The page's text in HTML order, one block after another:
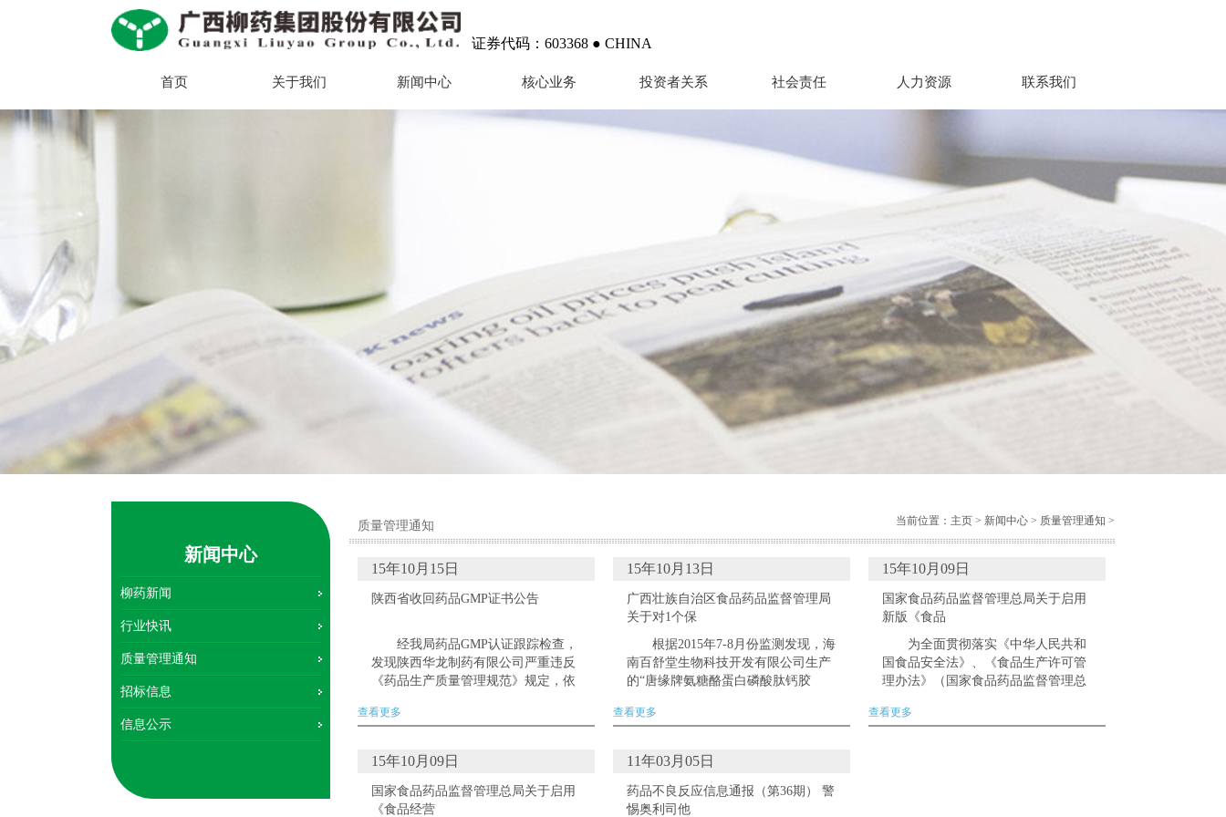
证券代码：603368 ● CHINA
首页 关于我们 新闻中心 核心业务 投资者关系 社会责任 人力资源 联系我们
新闻中心
柳药新闻
行业快讯
质量管理通知
招标信息
信息公示
质量管理通知 当前位置： 主页 > 新闻中心 > 质量管理通知 >
15年10月15日
陕西省收回药品GMP证书公告
经我局药品GMP认证跟踪检查，
发现陕西华龙制药有限公司严重违反
《药品生产质量管理规范》规定，依
办法》第三十三条规定，我局依法收
查看更多
15年10月13日
广西壮族自治区食品药品监督管理局
关于对1个保
根据2015年7-8月份监测发现，海
南百舒堂生物科技开发有限公司生产
的“唐缘牌氨糖酪蛋白磷酸肽钙胶
中，存在宣传治疗功效、表示功效的
查看更多
15年10月09日
国家食品药品监督管理总局关于启用
新版《食品
为全面贯彻落实《中华人民共和
国食品安全法》、《食品生产许可管
理办法》（国家食品药品监督管理总
督管理总局决定自2015年10月1日
查看更多
15年10月09日
国家食品药品监督管理总局关于启用
《食品经营
11年03月05日
药品不良反应信息通报（第36期） 警
惕奥利司他